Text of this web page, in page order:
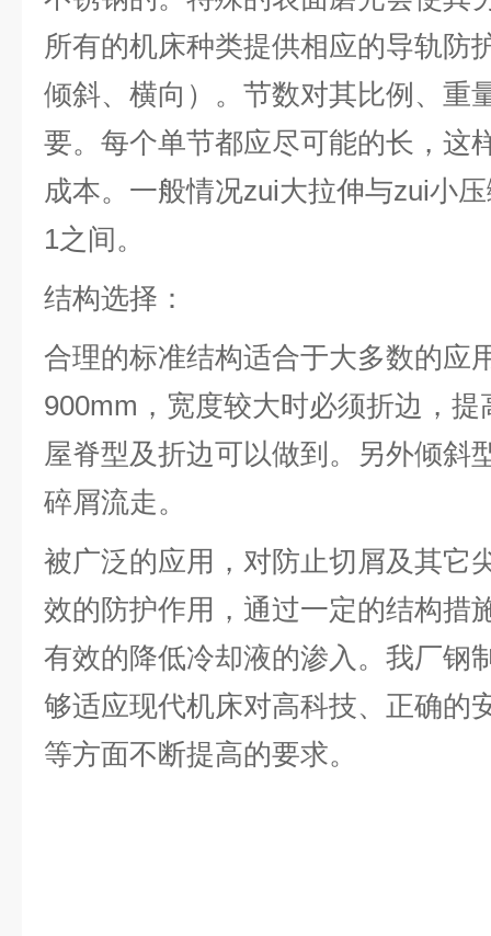
所有的机床种类提供相应的导轨防
倾斜、横向）。节数对其比例、重
要。每个单节都应尽可能的长，这
成本。一般情况zui大拉伸与zui小
1之间。
结构选择：
合理的标准结构适合于大多数的应
900mm，宽度较大时必须折边，
屋脊型及折边可以做到。另外倾斜
碎屑流走。
被广泛的应用，对防止切屑及其它
效的防护作用，通过一定的结构措
有效的降低冷却液的渗入。我厂钢
够适应现代机床对高科技、正确的
等方面不断提高的要求。